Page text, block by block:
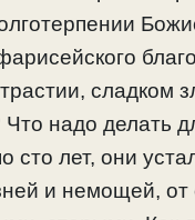
сладком
Что надо делать
сто лет, они
и немощей,